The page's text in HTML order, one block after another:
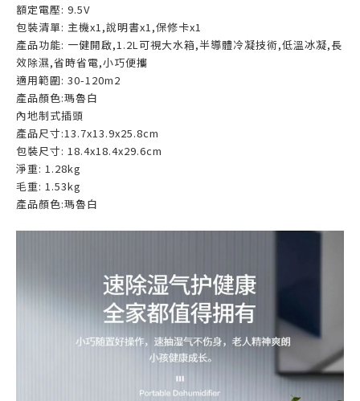
額定電壓: 9.5V
包裝清單: 主機x1,說明書x1,保修卡x1
產品功能: 一健開啟,1.2L可視大水箱,半導體冷凝技術,低溫冰凝,長
效除濕,省時省電,小巧便攜
適用範圍: 30-120m2
產品顏色:瑪魯白
內地制式插頭
產品尺寸:13.7x13.9x25.8cm
包裝尺寸: 18.4x18.4x29.6cm
淨重: 1.28kg
毛重: 1.53kg
產品顏色:瑪魯白